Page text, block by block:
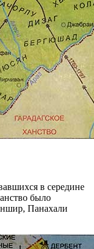
в середине
было
Панахали